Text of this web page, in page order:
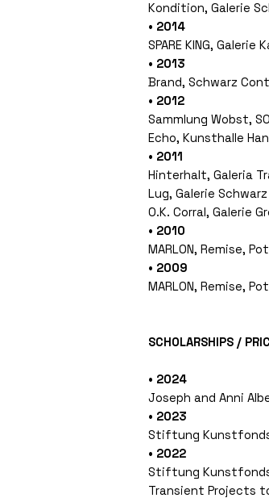
Kondition, Galerie
• 2014
SPARE KING,
• 2013
Brand, Schwarz
• 2012
Sammlung Wobst,
Echo, Kunsthalle
• 2011
Hinterhalt, Galeria
Lug, Galerie
O.K. Corral, Galerie
• 2010
MARLON, Remise,
• 2009
MARLON, Remise,
SCHOLARSHIPS /
• 2024
Joseph and Anni
• 2023
Stiftung
• 2022
Stiftung
Transient Projects